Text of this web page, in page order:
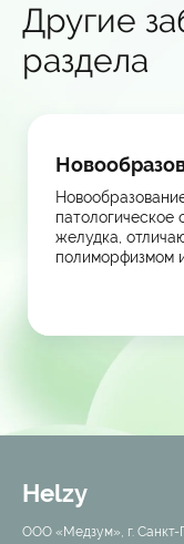
Другие
раздела
патологическое
желудка,
полиморфизмом
Helzy
ООО «Медзум», г. Санкт-